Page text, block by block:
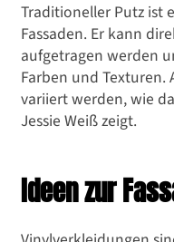
Traditioneller Putz ist
Fassaden. Er kann
aufgetragen werden
Farben und Texturen.
variiert werden, wie
Jessie Weiß zeigt.
Ideen zur